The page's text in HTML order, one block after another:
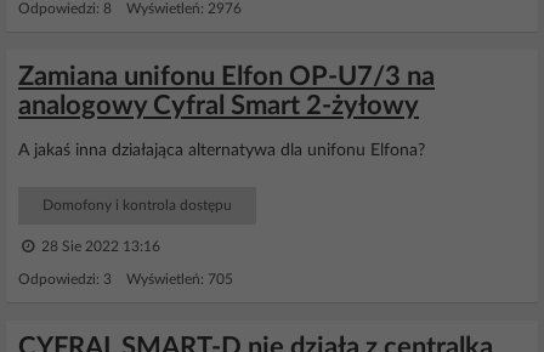
Odpowiedzi: 8 Wyświetleń: 2976
Zamiana unifonu Elfon OP-U7/3 na
analogowy Cyfral Smart 2-żyłowy
A jakaś inna działająca alternatywa dla unifonu Elfona?
Domofony i kontrola dostępu
28 Sie 2022 13:16
Odpowiedzi: 3 Wyświetleń: 705